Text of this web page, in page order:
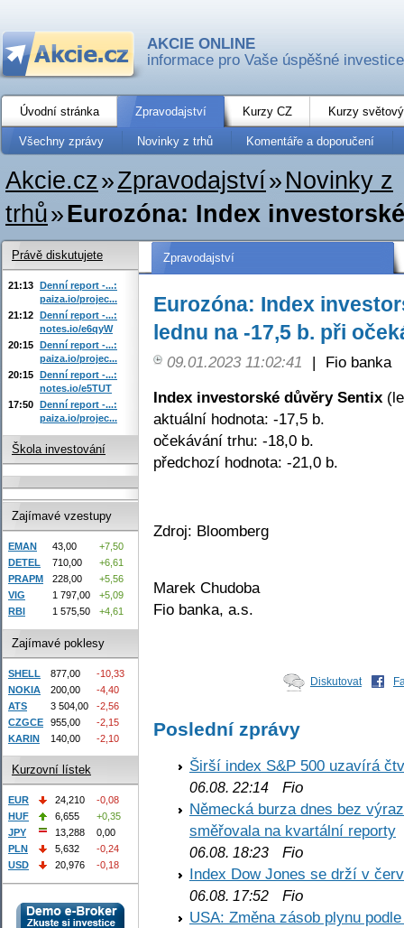
AKCIE ONLINE
informace pro Vaše úspěšné investice
Úvodní stránka Zpravodajství Kurzy CZ Kurzy
Všechny zprávy Novinky z trhů Komentáře a doporučení
Akcie.cz»Zpravodajství» Novinky z
trhů»Eurozóna: Index
Zpravodajství
Eurozóna: Index
lednu na -17,5 b. při
09.01.2023 11:02:41 |
Fio banka
Index investorské důvěry Sentix
aktuální hodnota: -17,5 b.
očekávání trhu: -18,0 b.
předchozí hodnota: -21,0 b.
Zdroj: Bloomberg
Marek Chudoba
Fio banka, a.s.
Diskutovat
Poslední zprávy
Širší index S&P 500 uzavírá
06.08. 22:14 Fio
Německá burza dnes bez
směřovala na kvartální reporty
06.08. 18:23 Fio
Index Dow Jones se drží v
06.08. 17:52 Fio
USA: Změna zásob plynu
Právě diskutujete
21:13 Denní report -...:
paiza.io/projec...
21:12 Denní report -...:
notes.io/e6qyW
20:15 Denní report -...:
paiza.io/projec...
20:15 Denní report -...:
notes.io/e5TUT
17:50 Denní report -...:
paiza.io/projec...
Škola investování
Zajímavé vzestupy
EMAN 43,00
+7,50
DETEL
710,00
+6,61
PRAPM
228,00
+5,56
VIG
1 797,00
+5,09
RBI
1 575,50 +4,61
Zajímavé poklesy
SHELL 877,00
-10,33
NOKIA
200,00
-4,40
ATS
3 504,00
-2,56
CZGCE
955,00
-2,15
KARIN
140,00 -2,10
Kurzovní lístek
EUR 24,210
-0,08
HUF
6,655
+0,35
JPY
13,288
0,00
PLN
5,632
-0,24
USD
20,976 -0,18